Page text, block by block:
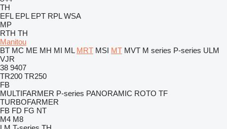
TH
EFL EPL EPT RPL WSA
MP
RTH TH
Manitou
BT MC ME MH MI ML MRT MSI MT MVT M series P-series ULM
VJR
38 9407
TR200 TR250
FB
MULTIFARMER P-series PANORAMIC ROTO TF
TURBOFARMER
FB FD FG NT
M4 M8